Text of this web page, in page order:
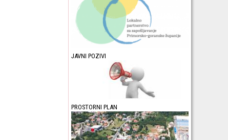
JAVNI POZIVI
PROSTORNI PLAN